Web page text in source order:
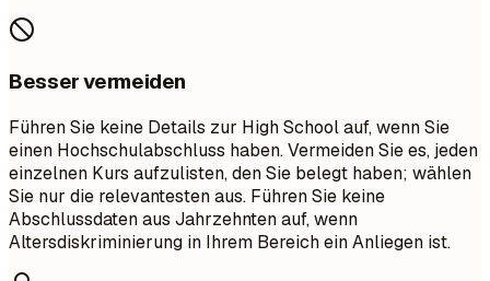
Besser vermeiden
Führen Sie keine Details zur High School auf, wenn Sie
einen Hochschulabschluss haben. Vermeiden Sie es, jeden
einzelnen Kurs aufzulisten, den Sie belegt haben; wählen
Sie nur die relevantesten aus. Führen Sie keine
Abschlussdaten aus Jahrzehnten auf, wenn
Altersdiskriminierung in Ihrem Bereich ein Anliegen ist.